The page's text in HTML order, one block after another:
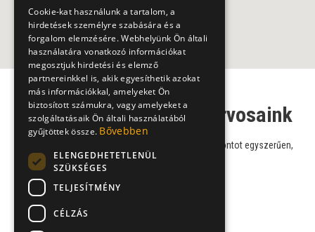
Orvos-genetikus szakorvosaink
Válasszon szakorvosaink közül, és foglaljon időpontot egyszerűen,
online!
Cookie-kat használunk a tartalom, a
hirdetések személyre szabására és a
forgalom elemzésére. Webhelyünk Ön általi
használatára vonatkozó információkat
megosztjuk hirdetési és elemző
partnereinkkel is, akik egyesíthetik azokat
más információkkal, amelyeket Ön
biztosított számukra, vagy amelyeket a
szolgáltatásaik Ön általi használatából
gyűjtöttek össze. Bővebben
ELENGEDHETETLENÜL
SZÜKSÉGES
TELJESÍTMÉNY
CÉLZÁS